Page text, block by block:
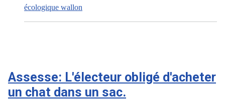
écologique wallon
Assesse: L'électeur obligé d'acheter
un chat dans un sac.